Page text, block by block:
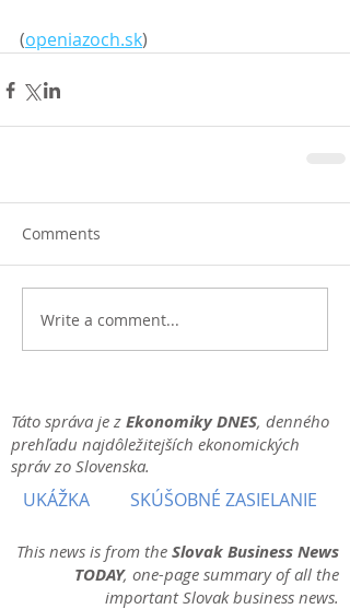
(openiazoch.sk)
Comments
Write a comment...
Táto správa je z Ekonomiky DNES, denného
prehľadu najdôležitejších ekonomických
správ zo Slovenska.
UKÁŽKA SKÚŠOBNÉ ZASIELANIE
This news is from the Slovak Business News
TODAY, one-page summary of all the
important Slovak business news.